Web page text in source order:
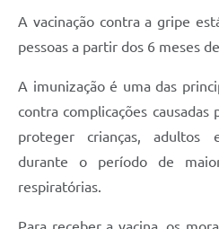
A vacinação contra a gripe
pessoas a partir dos 6 meses
A imunização é uma das
contra complicações
proteger crianças, adultos
durante o período de
respiratórias.